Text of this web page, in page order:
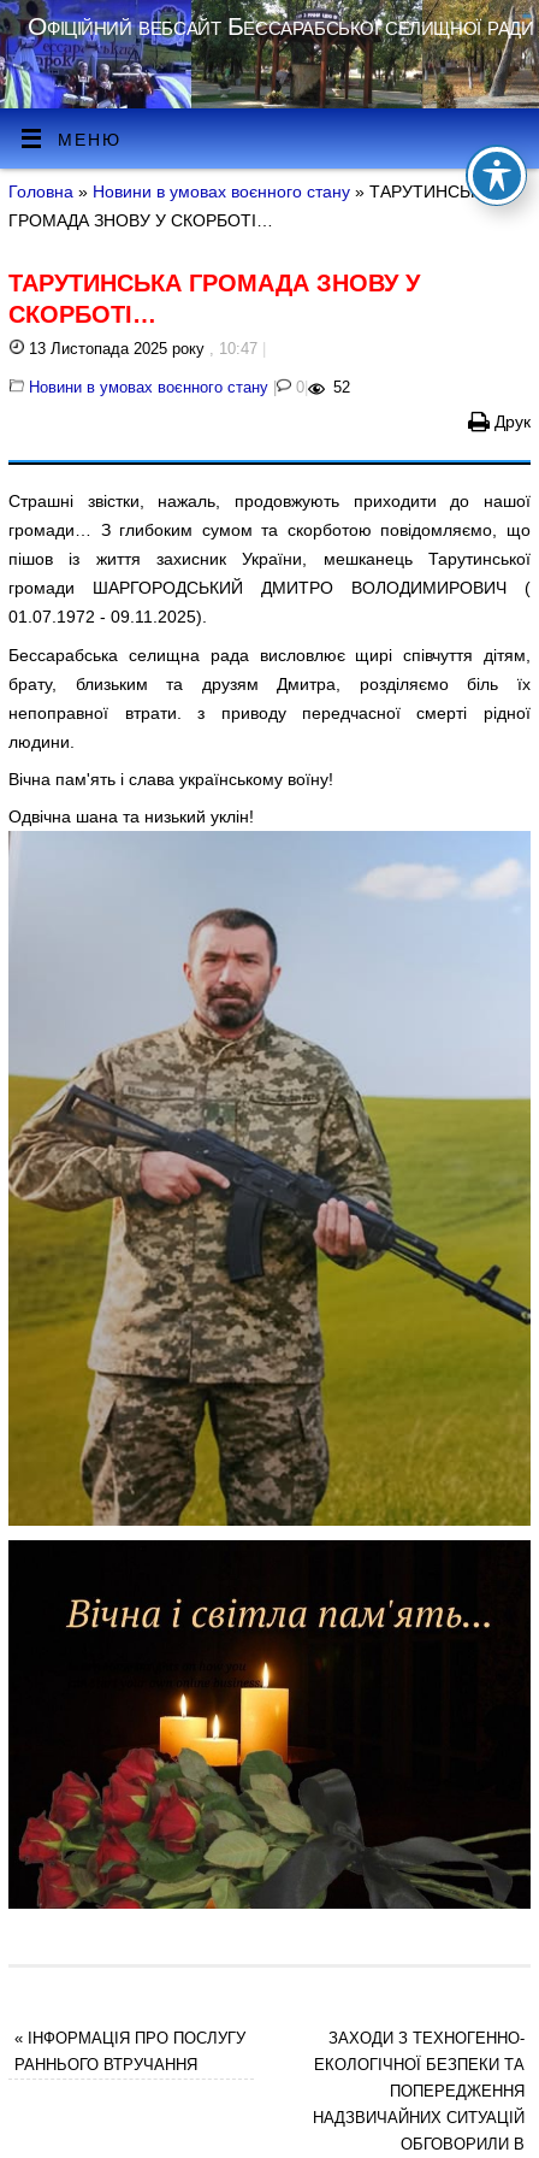
Офіційний вебсайт Бессарабської селищної ради
МЕНЮ
Головна » Новини в умовах воєнного стану » ТАРУТИНСЬКА
ГРОМАДА ЗНОВУ У СКОРБОТІ…
ТАРУТИНСЬКА ГРОМАДА ЗНОВУ У
СКОРБОТІ…
13 Листопада 2025 року , 10:47
Новини в умовах воєнного стану | 0 | 52
Друк
Страшні звістки, нажаль, продовжують приходити до нашої
громади… З глибоким сумом та скорботою повідомляємо, що
пішов із життя захисник України, мешканець Тарутинської
громади ШАРГОРОДСЬКИЙ ДМИТРО ВОЛОДИМИРОВИЧ (
01.07.1972 - 09.11.2025).
Бессарабська селищна рада висловлює щирі співчуття дітям,
брату, близьким та друзям Дмитра, розділяємо біль їх
непоправної втрати. з приводу передчасної смерті рідної
людини.
Вічна пам'ять і слава українському воїну!
Одвічна шана та низький уклін!
«ІНФОРМАЦІЯ ПРО ПОСЛУГУ
РАННЬОГО ВТРУЧАННЯ
ЗАХОДИ З ТЕХНОГЕННО-
ЕКОЛОГІЧНОЇ БЕЗПЕКИ ТА
ПОПЕРЕДЖЕННЯ
НАДЗВИЧАЙНИХ СИТУАЦІЙ
ОБГОВОРИЛИ В